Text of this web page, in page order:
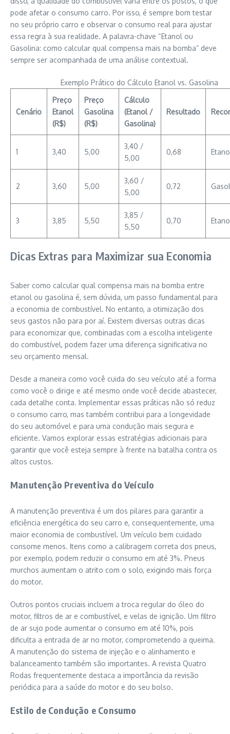
pode afetar o consumo carro. Por isso, é sempre bom testar
no seu próprio carro e observar o consumo real para ajustar
essa regra à sua realidade. A palavra-chave “Etanol ou
Gasolina: como calcular qual compensa mais na bomba” deve
sempre ser acompanhada de uma análise contextual.
Exemplo Prático do Cálculo Etanol vs. Gasolina
Cenário
Preço
Etanol
(R$)
Preço
Gasolina
(R$)
Cálculo
(Etanol /
Gasolina)
Resultado
1 3,40 5,00
3,40 /
5,00
0,68
2 3,60 5,00
3,60 /
5,00
0,72
3 3,85 5,50
3,85 /
5,50
0,70
Dicas Extras para Maximizar sua Economia
Saber como calcular qual compensa mais na bomba entre
etanol ou gasolina é, sem dúvida, um passo fundamental para
a economia de combustível. No entanto, a otimização dos
seus gastos não para por aí. Existem diversas outras dicas
para economizar que, combinadas com a escolha inteligente
do combustível, podem fazer uma diferença significativa no
seu orçamento mensal.
Desde a maneira como você cuida do seu veículo até a forma
como você o dirige e até mesmo onde você decide abastecer,
cada detalhe conta. Implementar essas práticas não só reduz
o consumo carro, mas também contribui para a longevidade
do seu automóvel e para uma condução mais segura e
eficiente. Vamos explorar essas estratégias adicionais para
garantir que você esteja sempre à frente na batalha contra os
altos custos.
Manutenção Preventiva do Veículo
A manutenção preventiva é um dos pilares para garantir a
eficiência energética do seu carro e, consequentemente, uma
maior economia de combustível. Um veículo bem cuidado
consome menos. Itens como a calibragem correta dos pneus,
por exemplo, podem reduzir o consumo em até 3%. Pneus
murchos aumentam o atrito com o solo, exigindo mais força
do motor.
Outros pontos cruciais incluem a troca regular do óleo do
motor, filtros de ar e combustível, e velas de ignição. Um filtro
de ar sujo pode aumentar o consumo em até 10%, pois
dificulta a entrada de ar no motor, comprometendo a queima.
A manutenção do sistema de injeção e o alinhamento e
balanceamento também são importantes. A revista Quatro
Rodas frequentemente destaca a importância da revisão
periódica para a saúde do motor e do seu bolso.
Estilo de Condução e Consumo